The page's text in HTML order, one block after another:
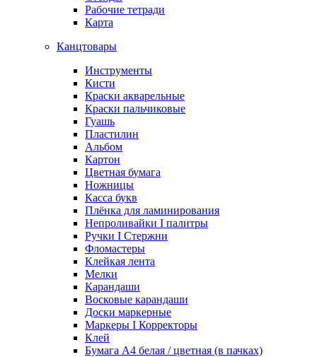
Рабочие тетради
Карта
Канцтовары
Инструменты
Кисти
Краски акварельные
Краски пальчиковые
Гуашь
Пластилин
Альбом
Картон
Цветная бумага
Ножницы
Касса букв
Плёнка для ламинирования
Непроливайки I палитры
Ручки I Стержни
Фломастеры
Клейкая лента
Мелки
Карандаши
Восковые карандаши
Доски маркерные
Маркеры I Корректоры
Клей
Бумага А4 белая / цветная (в пачках)